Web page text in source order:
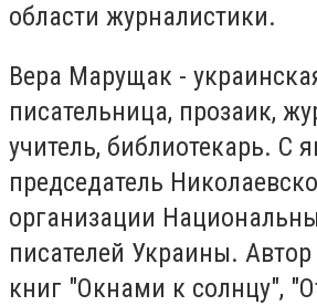
области журналистики.
Вера Марущак -
писательница, прозаик,
учитель, библиотекарь. С
председатель
организации
писателей Украины.
книг "Окнами к солнцу",